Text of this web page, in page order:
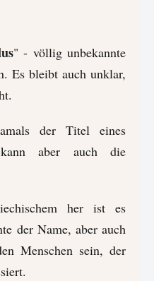
" - völlig unbekannte
Es bleibt auch unklar,
der Titel eines
aber auch die
her ist es
der Name, aber auch
Menschen sein, der